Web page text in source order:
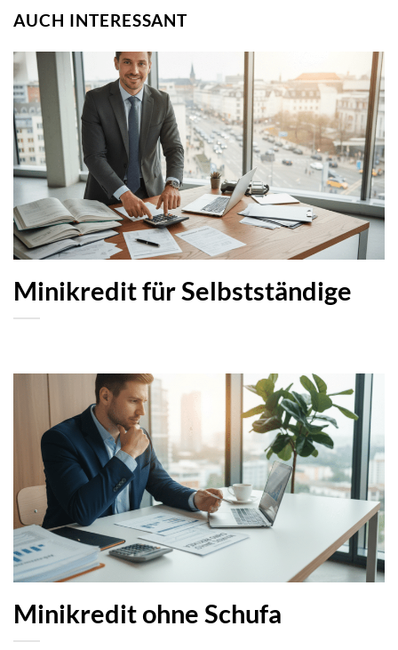
AUCH INTERESSANT
Minikredit für Selbstständige
Minikredit ohne Schufa